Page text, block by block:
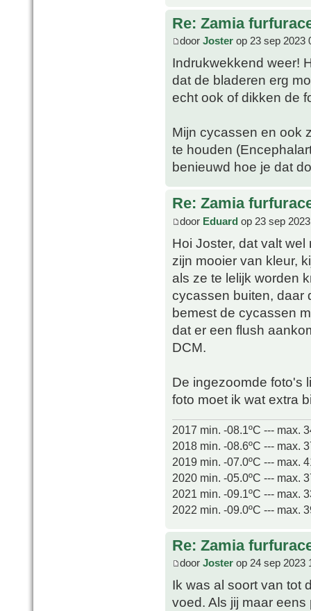
Re: Zamia
door Joster op 23 sep 2023
Indrukwekkend weer!
dat de bladeren erg
echt ook of dikken de
Mijn cycassen en ook
te houden
benieuwd hoe je dat
Re: Zamia
door Eduard op 23 sep
Hoi Joster, dat valt
zijn mooier van kleur,
als ze te lelijk worden
cycassen buiten, daar
bemest de cycassen
dat er een flush
DCM.
De ingezoomde foto's
foto moet ik wat extra
2017 min. -08.1ºC --- max.
2018 min. -08.6ºC --- max.
2019 min. -07.0ºC --- max.
2020 min. -05.0ºC --- max.
2021 min. -09.1ºC --- max.
2022 min. -09.0ºC --- max.
Re: Zamia
door Joster op 24 sep 2023
Ik was al soort van tot
voed. Als jij maar